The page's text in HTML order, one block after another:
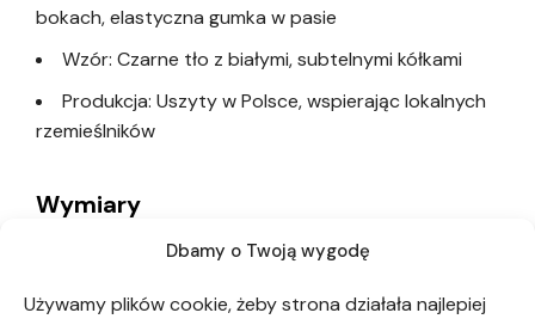
Dbamy o Twoją wygodę
Używamy plików cookie, żeby strona działała najlepiej
bokach, elastyczna gumka w pasie
Wzór: Czarne tło z białymi, subtelnymi kółkami
Produkcja: Uszyty w Polsce, wspierając lokalnych
rzemieślników
Wymiary
Modelka ma 177 cm wzrostu i ma na sobie rozmiar S
Top